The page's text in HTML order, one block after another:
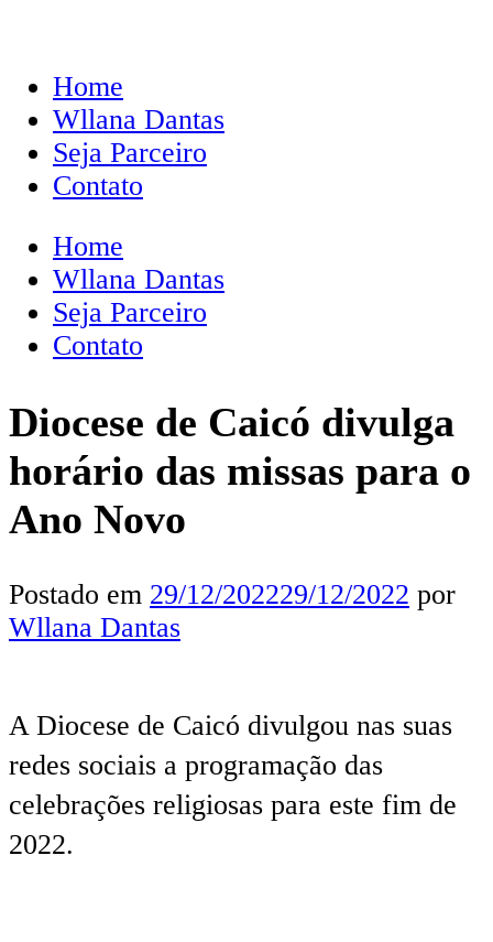
Home
Wllana Dantas
Seja Parceiro
Contato
Home
Wllana Dantas
Seja Parceiro
Contato
Diocese de Caicó divulga
horário das missas para o
Ano Novo
Postado em 29/12/202229/12/2022 por
Wllana Dantas
A Diocese de Caicó divulgou nas suas
redes sociais a programação das
celebrações religiosas para este fim de
2022.